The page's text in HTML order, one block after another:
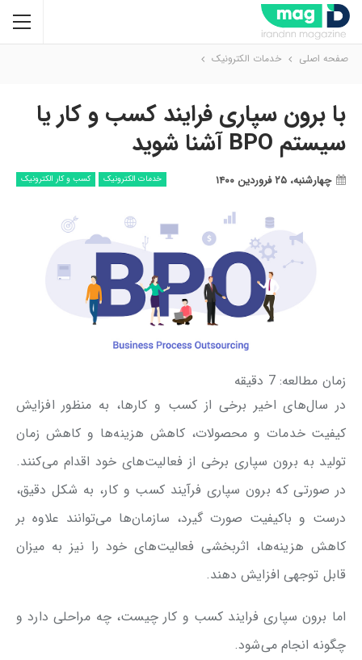
صفحه اصلی خدمات الکترونیک
با برون سپاری فرایند کسب و کار یا
سیستم BPO آشنا شوید
خدمات الکترونیک کسب و کار الکترونیک چهارشنبه، ۲۵ فروردین ۱۴۰۰
زمان مطالعه: 7 دقیقه
در سال‌های اخیر برخی از کسب و کارها، به منظور افزایش
کیفیت خدمات و محصولات، کاهش هزینه‌ها و کاهش زمان
تولید به برون سپاری برخی از فعالیت‌های خود اقدام می‌کنند.
در صورتی که برون سپاری فرآیند کسب و کار، به شکل دقیق،
درست و باکیفیت صورت گیرد، سازمان‌ها می‌توانند علاوه بر
کاهش هزینه‌ها، اثربخشی فعالیت‌های خود را نیز به میزان
قابل توجهی افزایش دهند.
اما برون سپاری فرایند کسب و کار چیست، چه مراحلی دارد و
چگونه انجام می‌شود.